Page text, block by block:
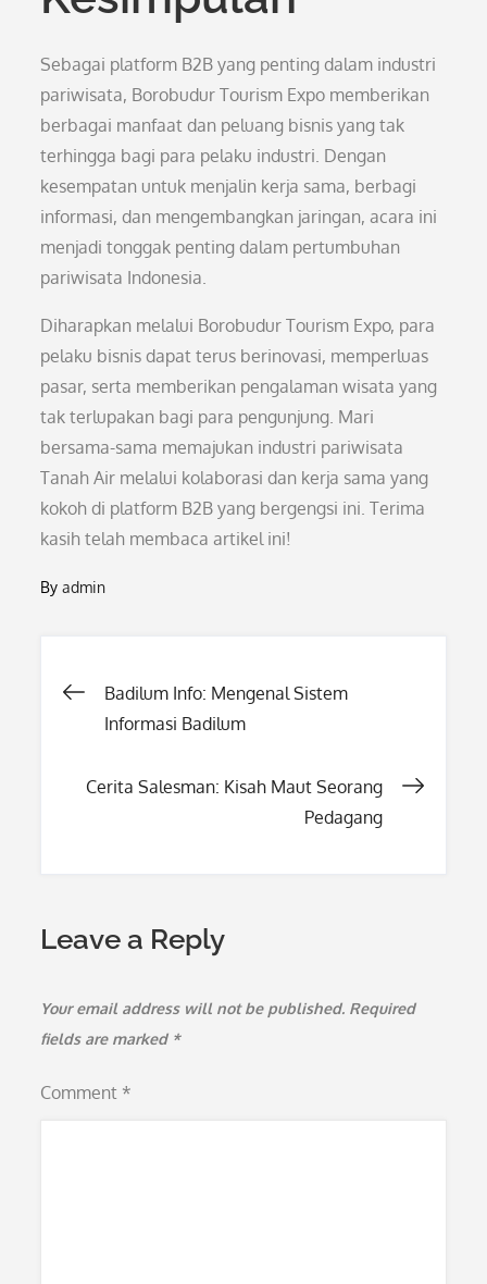
Sebagai platform B2B yang penting dalam industri
pariwisata, Borobudur Tourism Expo memberikan
berbagai manfaat dan peluang bisnis yang tak
terhingga bagi para pelaku industri. Dengan
kesempatan untuk menjalin kerja sama, berbagi
informasi, dan mengembangkan jaringan, acara ini
menjadi tonggak penting dalam pertumbuhan
pariwisata Indonesia.
Diharapkan melalui Borobudur Tourism Expo, para
pelaku bisnis dapat terus berinovasi, memperluas
pasar, serta memberikan pengalaman wisata yang
tak terlupakan bagi para pengunjung. Mari
bersama-sama memajukan industri pariwisata
Tanah Air melalui kolaborasi dan kerja sama yang
kokoh di platform B2B yang bergengsi ini. Terima
kasih telah membaca artikel ini!
Byadmin
Post
Badilum Info: Mengenal Sistem
Informasi Badilum
Cerita Salesman: Kisah Maut Seorang
Pedagang
Leave a Reply
Your email address will not be published. Required
fields are marked *
Comment *